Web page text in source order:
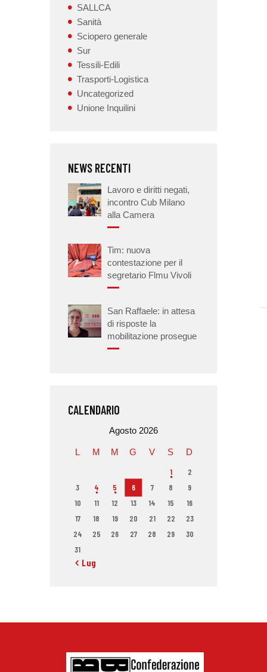
SALLCA
Sanità
Sciopero generale
Sur
Tessili-Edili
Trasporti-Logistica
Uncategorized
Unione Inquilini
NEWS RECENTI
Lavoro e diritti negati,
incontro Cub Milano
alla Camera
Tim: nuova
contestazione per il
segretario Flmu Vivoli
San Raffaele: in attesa
di risposte la
mobilitazione prosegue
CALENDARIO
Agosto 2026
L M M G V S D
1
2
3
4 5 6 7 8
9
10
11 12 13 14 15
16
17
18 19 20 21 22
23
24
25 26 27 28 29
30
31
« Lug